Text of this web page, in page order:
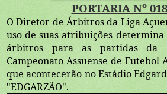
PORTARIA Nº
O Diretor de Árbitros da Liga
uso de suas atribuições determina
árbitros para as partidas da
Campeonato Assuense de Futebol
que acontecerão no Estádio
"EDGARZÃO".